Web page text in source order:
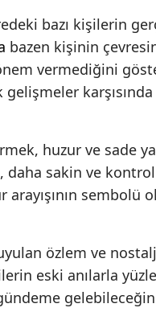
bazı kişilerin
bazen kişinin
vermediğini
huzur ve sade
daha sakin ve
arayışının sembolü
özlem ve
eski anılarla